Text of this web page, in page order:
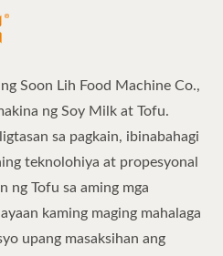
Soon Lih Food Machine Co.,
ng Soy Milk at Tofu.
sa pagkain, ibinabahagi
teknolohiya at propesyonal
ng Tofu sa aming mga
kaming maging mahalaga
upang masaksihan ang